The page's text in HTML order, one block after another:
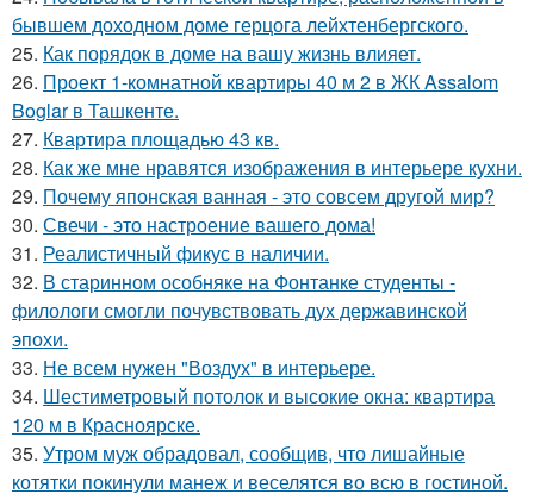
бывшем доходном доме герцога лейхтенбергского.
25. Как порядок в доме на вашу жизнь влияет.
26. Проект 1-комнатной квартиры 40 м 2 в ЖК Assalom
Boglar в Ташкенте.
27. Квартира площадью 43 кв.
28. Как же мне нравятся изображения в интерьере кухни.
29. Почему японская ванная - это совсем другой мир?
30. Свечи - это настроение вашего дома!
31. Реалистичный фикус в наличии.
32. В старинном особняке на Фонтанке студенты -
филологи смогли почувствовать дух державинской
эпохи.
33. Не всем нужен "Воздух" в интерьере.
34. Шестиметровый потолок и высокие окна: квартира
120 м в Красноярске.
35. Утром муж обрадовал, сообщив, что лишайные
котятки покинули манеж и веселятся во всю в гостиной.